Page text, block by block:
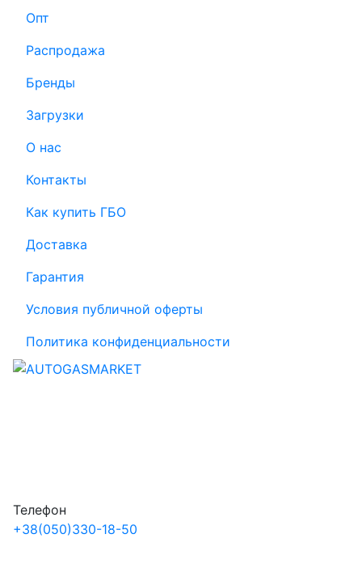
Опт
Распродажа
Бренды
Загрузки
О нас
Контакты
Как купить ГБО
Доставка
Гарантия
Условия публичной оферты
Политика конфиденциальности
Телефон
+38(050)330-18-50